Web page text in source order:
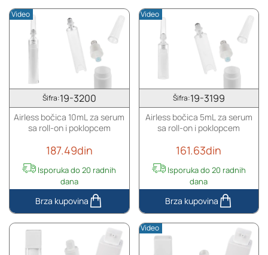
Šifra:19-3200
Airless bočica 10mL za serum
sa roll-on i poklopcem
Video
187.49din
Isporuka do 20 radnih
dana
Airless
10mL
Šifra:19-3199
Airless bočica 5mL za serum
sa roll-on i poklopcem
Video
161.63din
Isporuka do 20 radnih
dana
Airless
5mL
Video